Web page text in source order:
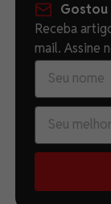
Gostou
Receba
mail. Assine